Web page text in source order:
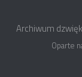
Archiwum
Oparte